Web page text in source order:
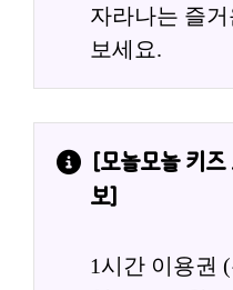
자라나는 즐
보세요.
[모놀모놀 키
보]
1시간 이용권